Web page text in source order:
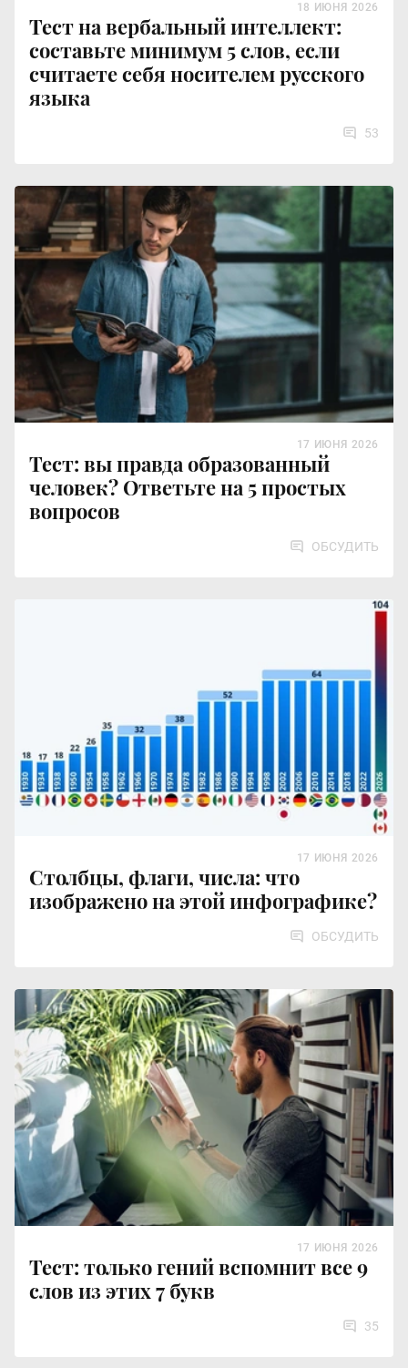
Тест на вербальный интеллект:
составьте минимум 5 слов, если
считаете себя носителем русского
языка
18 ИЮНЯ 2026
53
Тест: вы правда образованный
человек? Ответьте на 5 простых
вопросов
17 ИЮНЯ 2026
ОБСУДИТЬ
Столбцы, флаги, числа: что
изображено на этой инфографике?
17 ИЮНЯ 2026
ОБСУДИТЬ
Тест: только гений вспомнит все 9
слов из этих 7 букв
17 ИЮНЯ 2026
35